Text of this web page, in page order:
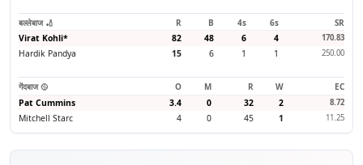
बल्लेबाज 🏏 R B 4s 6s
SR
Virat Kohli* 82 48 6 4 170.83
Hardik Pandya 15 6 1 1 250.00
गेंदबाज 🥎 O M R W
EC
Pat Cummins
3.4 0 32 2 8.72
Mitchell Starc 4 0 45 1 11.25